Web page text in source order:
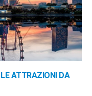
ATTRAZIONI DA